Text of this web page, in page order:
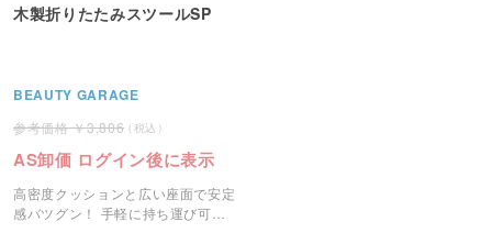
木製折りたたみスツールSP
BEAUTY GARAGE
3,806
AS卸価 ログイン後に表示
高密度クッションと広い座面で安定
感バツグン！ 手軽に持ち運び可能